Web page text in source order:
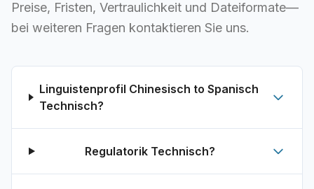
Preise, Fristen, Vertraulichkeit und Dateiformate—
bei weiteren Fragen kontaktieren Sie uns.
Linguistenprofil Chinesisch to Spanisch
Technisch?
Regulatorik Technisch?